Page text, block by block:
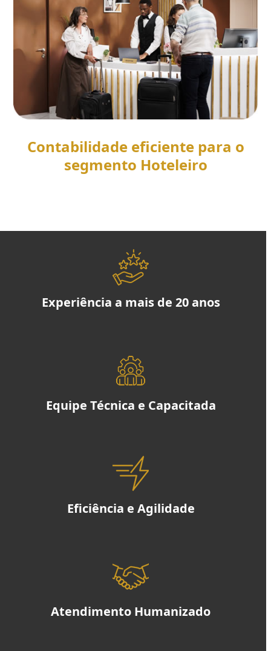
Contabilidade eficiente para o
segmento Hoteleiro
Experiência a mais de 20 anos
Equipe Técnica e Capacitada
Eficiência e Agilidade
Atendimento Humanizado